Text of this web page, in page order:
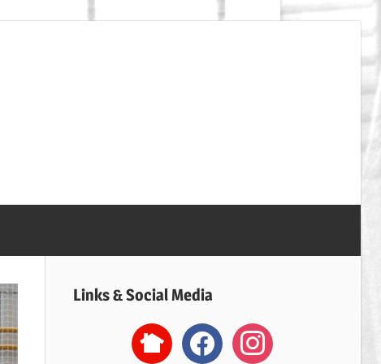
Handball
Links & Social Media
nextdoor2facebookinstagram